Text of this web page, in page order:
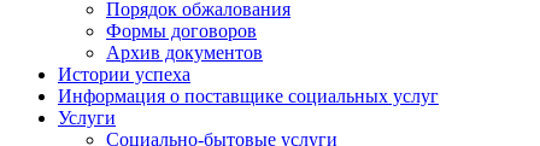
Порядок обжалования
Формы договоров
Архив документов
Истории успеха
Информация о поставщике социальных услуг
Услуги
Социально-бытовые услуги